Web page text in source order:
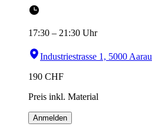
17:30 – 21:30 Uhr
Industriestrasse 1, 5000 Aarau
190 CHF
Preis inkl. Material
Anmelden